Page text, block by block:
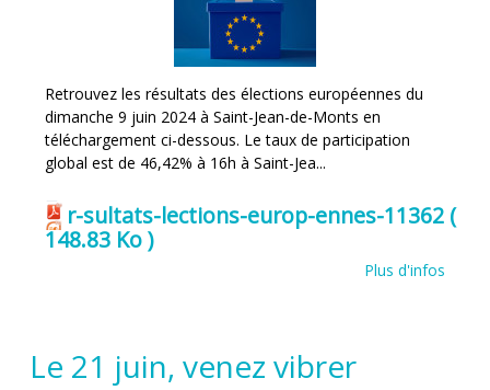
Retrouvez les résultats des élections européennes du
dimanche 9 juin 2024 à Saint-Jean-de-Monts en
téléchargement ci-dessous. Le taux de participation
global est de 46,42% à 16h à Saint-Jea...
r-sultats-lections-europ-ennes-11362 (
148.83 Ko )
Plus d'infos
Le 21 juin, venez vibrer